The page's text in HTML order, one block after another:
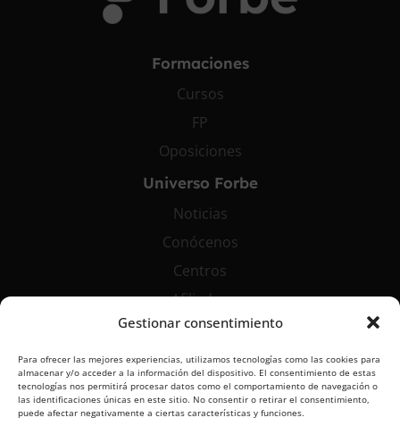
Gestionar consentimiento
Para ofrecer las mejores experiencias, utilizamos tecnologías como las cookies para
almacenar y/o acceder a la información del dispositivo. El consentimiento de estas
tecnologías nos permitirá procesar datos como el comportamiento de navegación o
las identificaciones únicas en este sitio. No consentir o retirar el consentimiento,
puede afectar negativamente a ciertas características y funciones.
Formaciones
Cursos
FP
Oposiciones
Universo Forbe
Noticias
Conócenos
Centros
Afiliados
Contáctanos
info@grupoforbe.com
900 10 20 68